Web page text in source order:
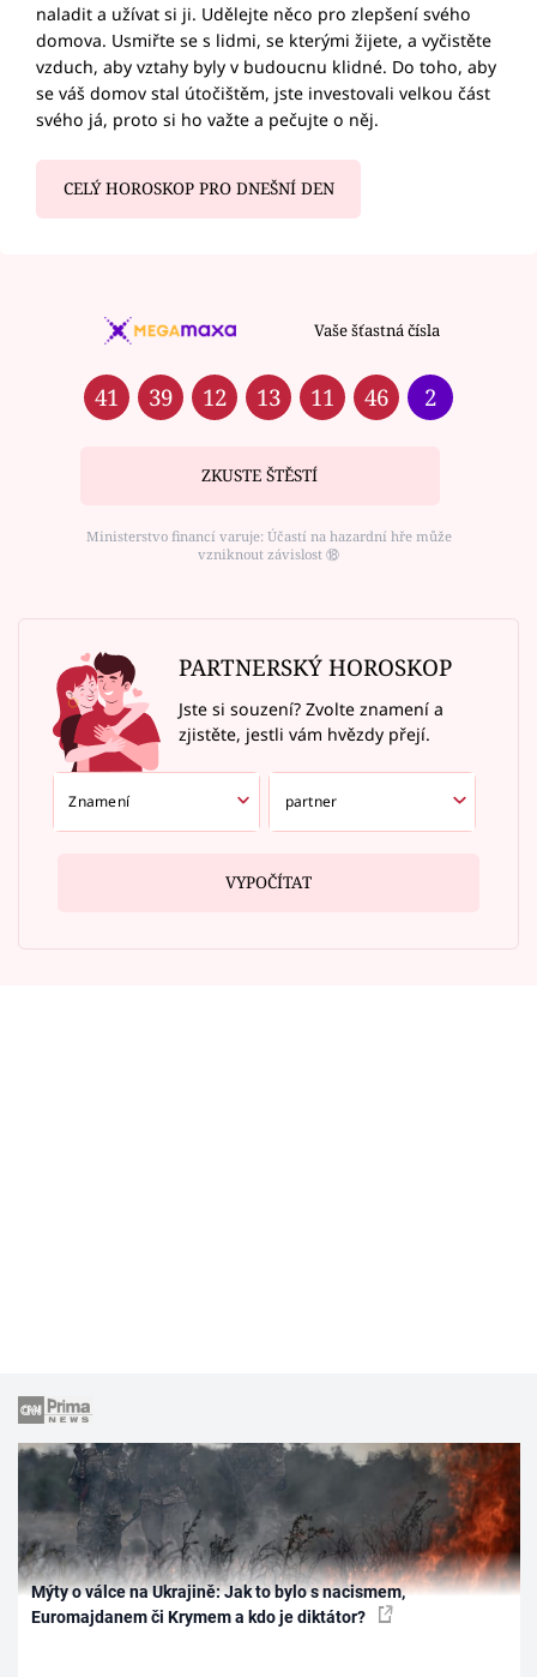
naladit a užívat si ji. Udělejte něco pro zlepšení svého
domova. Usmiřte se s lidmi, se kterými žijete, a vyčistěte
vzduch, aby vztahy byly v budoucnu klidné. Do toho, aby
se váš domov stal útočištěm, jste investovali velkou část
svého já, proto si ho važte a pečujte o něj.
CELÝ HOROSKOP PRO DNEŠNÍ DEN
Vaše šťastná čísla
41 39 12 13 11 46 2
ZKUSTE ŠTĚSTÍ
Ministerstvo financí varuje: Účastí na hazardní hře může
vzniknout závislost ⑱
PARTNERSKÝ HOROSKOP
Jste si souzení? Zvolte znamení a
zjistěte, jestli vám hvězdy přejí.
VYPOČÍTAT
Mýty o válce na Ukrajině: Jak to bylo s nacismem,
Euromajdanem či Krymem a kdo je diktátor?